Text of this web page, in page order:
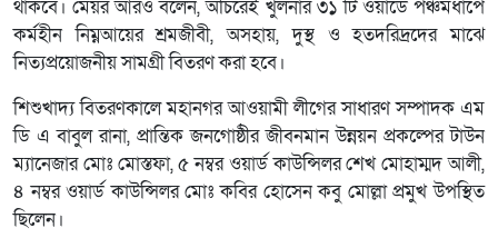
থাকবে। মেয়র আরও বলেন, অচিরেই খুলনার ৩১ টি ওয়ার্ডে পঞ্চমধাপে
কর্মহীন নিম্নআয়ের শ্রমজীবী, অসহায়, দুস্থ ও হতদরিদ্রদের মাঝে
নিত্যপ্রয়োজনীয় সামগ্রী বিতরণ করা হবে।
শিশুখাদ্য বিতরণকালে মহানগর আওয়ামী লীগের সাধারণ সম্পাদক এম
ডি এ বাবুল রানা, প্রান্তিক জনগোষ্ঠীর জীবনমান উন্নয়ন প্রকল্পের টাউন
ম্যানেজার মোঃ মোস্তফা, ৫ নম্বর ওয়ার্ড কাউন্সিলর শেখ মোহাম্মদ আলী,
৪ নম্বর ওয়ার্ড কাউন্সিলর মোঃ কবির হোসেন কবু মোল্লা প্রমুখ উপস্থিত
ছিলেন।